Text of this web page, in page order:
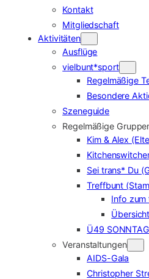
Kontakt
Mitgliedschaft
Aktivitäten
Ausflüge
vielbunt*sport
Regelmäßige
Besondere
Szeneguide
Regelmäßige
Kim & Alex
Sei trans* Du
Treffbunt
Info
Ü49
Veranstaltungen
AIDS-Gala
Christopher